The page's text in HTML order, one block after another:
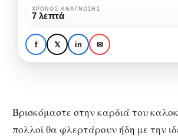
ΚΟΙΝΩΝΙΚΉ ΨΥΧΟΛΟΓΊΑ
Διακοπές: η
τους για μια
ζωή
για
μια
καλύτερη
ζωή
ΧΡΌΝΟΣ ΑΝΆΓΝΩΣΗΣ
7 λεπτά
f 𝕏 in ✉
Βρισκόμαστε στην καρδιά του
πολλοί θα φλερτάρουν ήδη με την